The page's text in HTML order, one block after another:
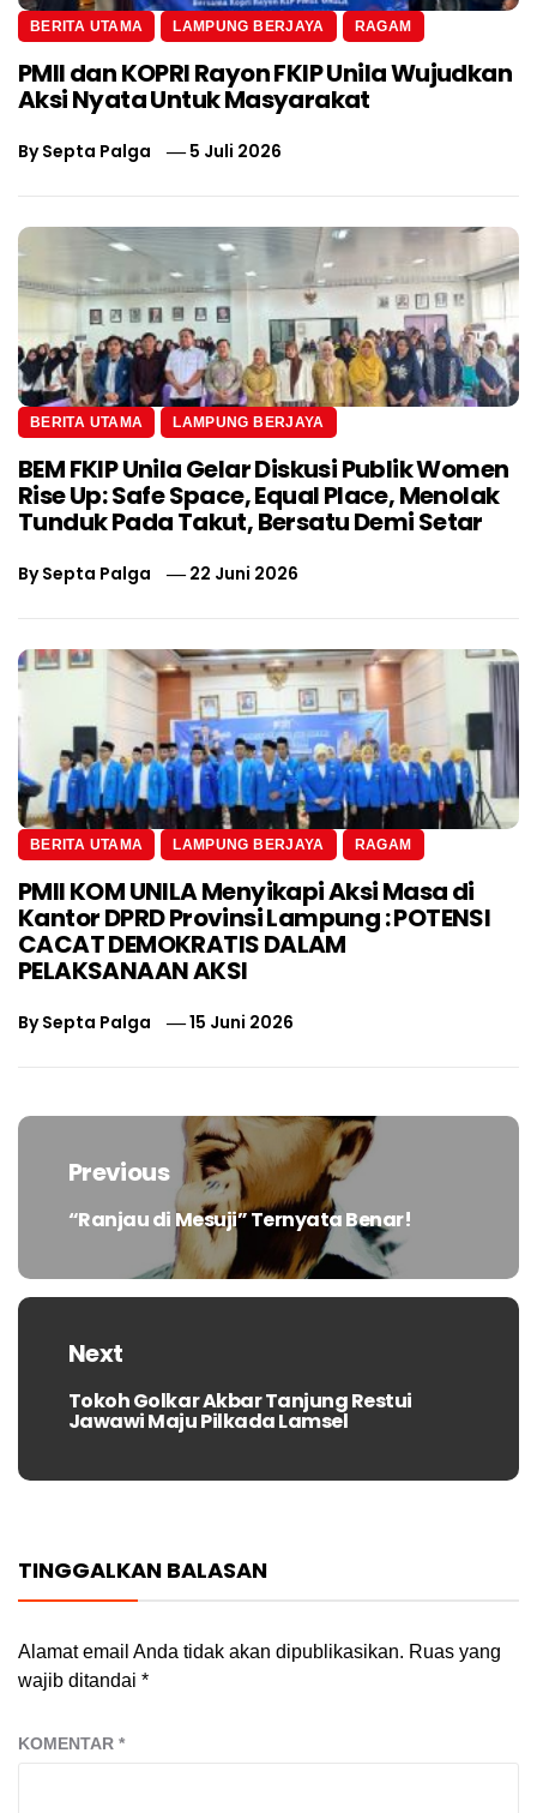
BERITA UTAMA LAMPUNG BERJAYA RAGAM
PMII dan KOPRI Rayon FKIP Unila Wujudkan
Aksi Nyata Untuk Masyarakat
BySepta Palga 5 Juli 2026
BERITA UTAMA LAMPUNG BERJAYA
BEM FKIP Unila Gelar Diskusi Publik Women
Rise Up: Safe Space, Equal Place, Menolak
Tunduk Pada Takut, Bersatu Demi Setar
BySepta Palga 22 Juni 2026
BERITA UTAMA LAMPUNG BERJAYA RAGAM
PMII KOM UNILA Menyikapi Aksi Masa di
Kantor DPRD Provinsi Lampung : POTENSI
CACAT DEMOKRATIS DALAM
PELAKSANAAN AKSI
BySepta Palga 15 Juni 2026
Navigasi
posPrevious
Previous
“Ranjau di Mesuji” Ternyata Benar!
Next
Next
post:
Tokoh Golkar Akbar Tanjung Restui
Jawawi Maju Pilkada Lamsel
TINGGALKAN BALASAN
Alamat email Anda tidak akan dipublikasikan. Ruas yang
wajib ditandai *
KOMENTAR *